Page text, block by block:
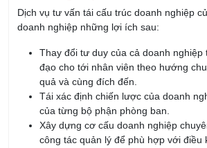
Dịch vụ tư vấn tái cấu trúc doanh nghiệp
doanh nghiệp những lợi ích sau:
Thay đổi tư duy của cả doanh nghiệp
đạo cho tới nhân viên theo hướng
quả và cùng đích đến.
Tái xác định chiến lược của doanh
của từng bộ phận phòng ban.
Xây dựng cơ cấu doanh nghiệp
công tác quản lý để phù hợp với điều